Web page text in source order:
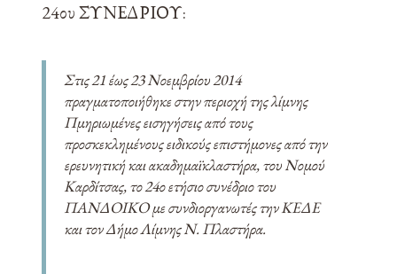
24ου ΣΥΝΕΔΡΙΟΥ:
Στις 21 έως 23 Νοεμβρίου 2014
πραγματοποιήθηκε στην περιοχή της λίμνης
Πμηριωμένες εισηγήσεις από τους
προσκεκλημένους ειδικούς επιστήμονες από την
ερευνητική και ακαδημαϊκλαστήρα, του Νομού
Καρδίτσας, το 24ο ετήσιο συνέδριο του
ΠΑΝΔΟΙΚΟ με συνδιοργανωτές την ΚΕΔΕ
και τον Δήμο Λίμνης Ν. Πλαστήρα.